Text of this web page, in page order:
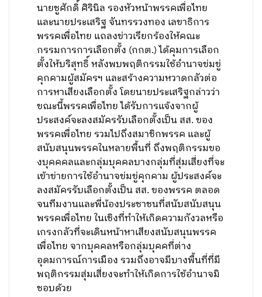
นายชูศักดิ์ ศิรินิล รองหัวหน้าพรรคเพื่อไทย
และนายประเสริฐ จันทรรวงทอง เลขาธิการ
พรรคเพื่อไทย แถลงข่าวเรียกร้องให้คณะ
กรรมการการเลือกตั้ง (กกต.) ได้คุมการเลือก
ตั้งให้บริสุทธิ์ หลังพบพฤติกรรมใช้อำนาจข่มขู่
คุกคามผู้สมัครฯ และสร้างความหวาดกลัวต่อ
การหาเสียงเลือกตั้ง โดยนายประเสริฐกล่าวว่า
ขณะนี้พรรคเพื่อไทย ได้รับการแจ้งจากผู้
ประสงค์จะลงสมัครรับเลือกตั้งเป็น สส. ของ
พรรคเพื่อไทย รวมไปถึงสมาชิกพรรค และผู้
สนับสนุนพรรคในหลายพื้นที่ ถึงพฤติกรรมขอ
งบุคคคลและกลุ่มบุคคลบางกลุ่มที่สุ่มเสี่ยงที่จะ
เข้าข่ายการใช้อำนาจข่มขู่คุกคาม ผู้ประสงค์จะ
ลงสมัครรับเลือกตั้งเป็น สส. ของพรรค ตลอด
จนทีมงานและพี่น้องประชาชนที่สนับสนับสนุน
พรรคเพื่อไทย ในเชิงที่ทำให้เกิดความกังวลหรือ
เกรงกลัวที่จะเดินหน้าหาเสียงสนับสนุนพรรค
เพื่อไทย จากบุคคลหรือกลุ่มบุคคที่ต่าง
อุดมการณ์การเมือง รวมถึงอาจมีบางพื้นที่ที่มี
พฤติกรรมสุ่มเสี่ยงจะทำให้เกิดการใช้อำนาจมิ
ชอบด้วย